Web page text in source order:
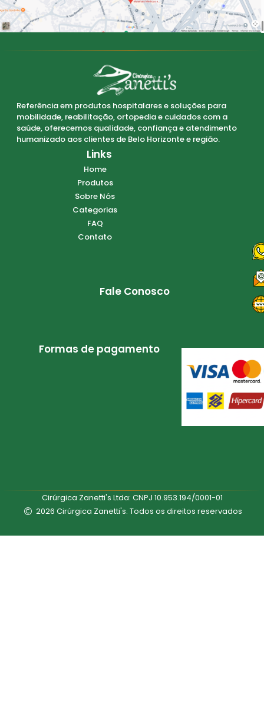
Referência em produtos hospitalares e soluções para
mobilidade, reabilitação, ortopedia e cuidados com a
saúde, oferecemos qualidade, confiança e atendimento
humanizado aos clientes de Belo Horizonte e região.
Links
Home
Produtos
Sobre Nós
Categorias
FAQ
Contato
Fale Conosco
Formas de pagamento
Cirúrgica Zanetti's Ltda: CNPJ 10.953.194/0001-01
2026 Cirúrgica Zanetti's. Todos os direitos reservados